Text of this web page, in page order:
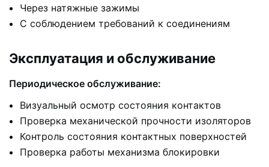
Через натяжные зажимы
С соблюдением требований к соединениям
Эксплуатация и обслуживание
Периодическое обслуживание:
Визуальный осмотр состояния контактов
Проверка механической прочности изоляторов
Контроль состояния контактных поверхностей
Проверка работы механизма блокировки